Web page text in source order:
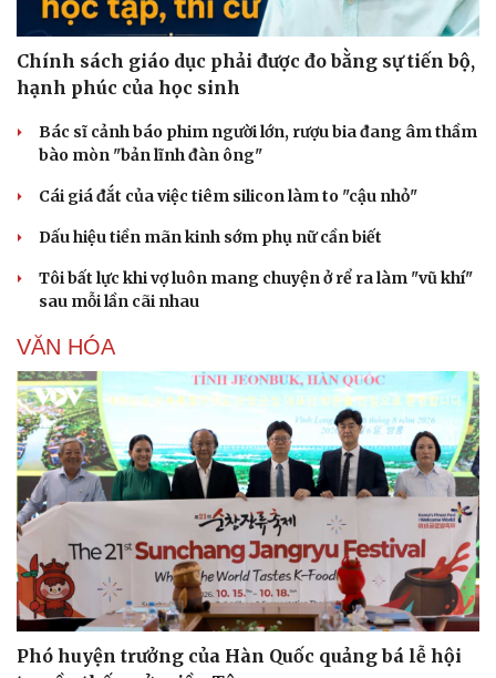
Chính sách giáo dục phải được đo bằng sự tiến bộ,
hạnh phúc của học sinh
Bác sĩ cảnh báo phim người lớn, rượu bia đang âm thầm
bào mòn "bản lĩnh đàn ông"
Cái giá đắt của việc tiêm silicon làm to "cậu nhỏ"
Dấu hiệu tiền mãn kinh sớm phụ nữ cần biết
Tôi bất lực khi vợ luôn mang chuyện ở rể ra làm "vũ khí"
sau mỗi lần cãi nhau
VĂN HÓA
Phó huyện trưởng của Hàn Quốc quảng bá lễ hội